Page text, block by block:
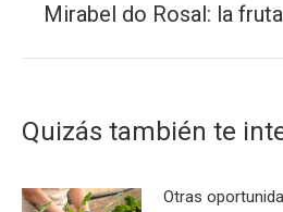
Mirabel do Rosal: la
Quizás también te
Otras